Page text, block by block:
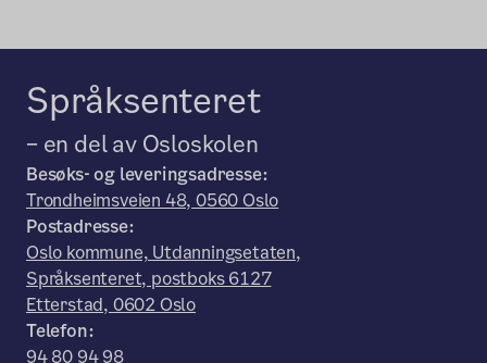
Språksenteret
– en del av Osloskolen
Besøks- og leveringsadresse:
Trondheimsveien 48, 0560 Oslo
Postadresse:
Oslo kommune, Utdanningsetaten,
Språksenteret, postboks 6127
Etterstad, 0602 Oslo
Telefon:
94 80 94 98